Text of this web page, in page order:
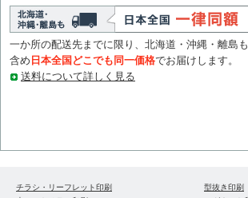
一か所の配送先までに限り、北海道・沖縄・離島も
含め 日本全国どこでも同一価格でお届けします。
送料について詳しく見る
チラシ・リーフレット印刷
型抜き印刷